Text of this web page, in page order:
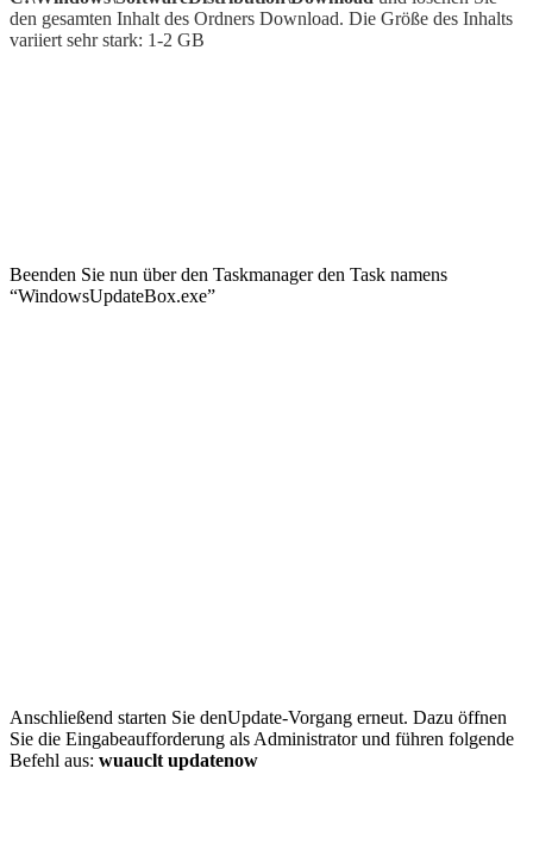
den gesamten Inhalt des Ordners Download. Die Größe des Inhalts
variiert sehr stark: 1-2 GB
Beenden Sie nun über den Taskmanager den Task namens
“WindowsUpdateBox.exe”
Anschließend starten Sie denUpdate-Vorgang erneut. Dazu öffnen
Sie die Eingabeaufforderung als Administrator und führen folgende
Befehl aus: wuauclt updatenow